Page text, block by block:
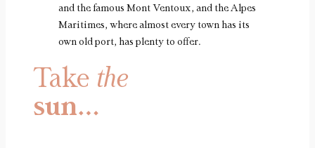
and the famous Mont Ventoux, and the Alpes
Maritimes, where almost every town has its
own old port, has plenty to offer.
Take the
sun…